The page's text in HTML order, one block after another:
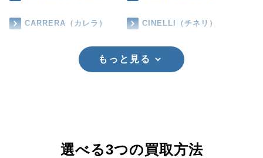
CARRERA（カレラ） CINELLI（チネリ）
もっと見る
選べる3つの買取方法